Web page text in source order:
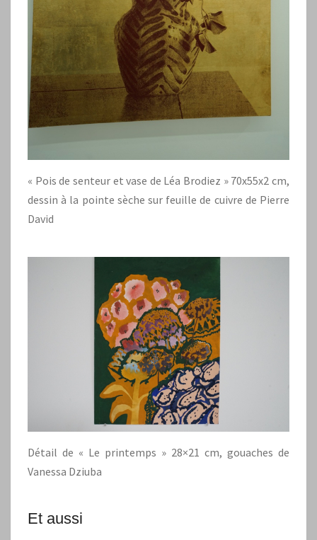
« Pois de senteur et vase de Léa Brodiez » 70x55x2 cm,
dessin à la pointe sèche sur feuille de cuivre de Pierre
David
Détail de « Le printemps » 28×21 cm, gouaches de
Vanessa Dziuba
Et aussi